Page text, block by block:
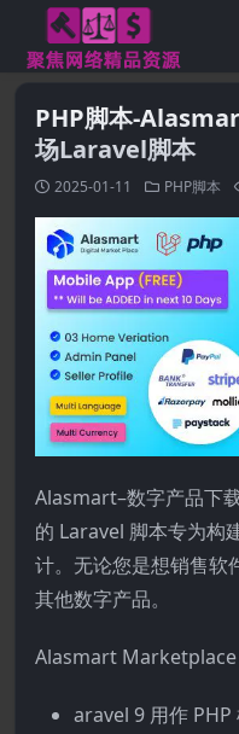
PHP脚本-
场Laravel脚本
2025-01-11 PHP脚本
Alasmart–数字产品下
的 Laravel 脚本专为构
计。无论您是想销售软
其他数字产品。
Alasmart Marketplace
aravel 9 用作 PHP